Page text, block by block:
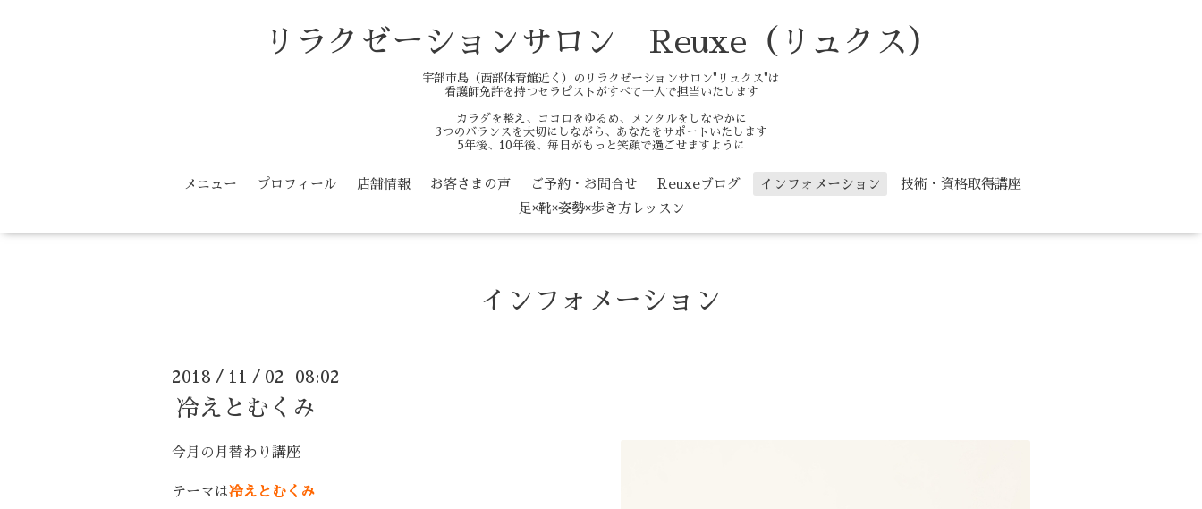
リラクゼーションサロン Reuxe（リュクス）
宇部市島（西部体育館近く）のリラクゼーションサロン"リュクス"は
看護師免許を持つセラピストがすべて一人で担当いたします
カラダを整え、ココロをゆるめ、メンタルをしなやかに
3つのバランスを大切にしながら、あなたをサポートいたします
5年後、10年後、毎日がもっと笑顔で過ごせますように
メニュー プロフィール 店舗情報 お客さまの声 ご予約・お問合せ Reuxeブログ インフォメーション
技術・資格取得講座
足×靴×姿勢×歩き方レッスン
インフォメーション
2018 / 11 / 02 08:02
冷えとむくみ
今月の月替わり講座
テーマは冷えとむくみ